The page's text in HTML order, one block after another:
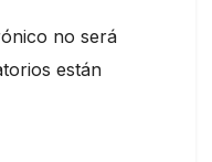
no será
están